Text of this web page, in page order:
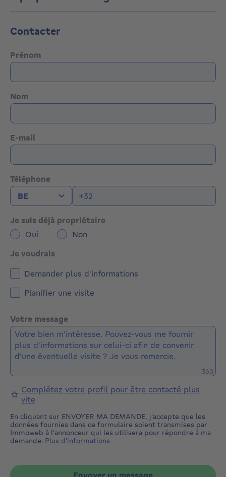
Contacter
Prénom
Nom
E-mail
Téléphone
Je suis déjà propriétaire
Oui
Non
Je voudrais
Demander plus d'informations
Planifier une visite
Votre message
360
Complétez votre profil pour être contacté plus
vite
En cliquant sur ENVOYER MA DEMANDE, j'accepte que les
données fournies dans ce formulaire soient transmises par
Immoweb à l'annonceur qui les utilisera pour répondre à ma
demande. Plus d'informations